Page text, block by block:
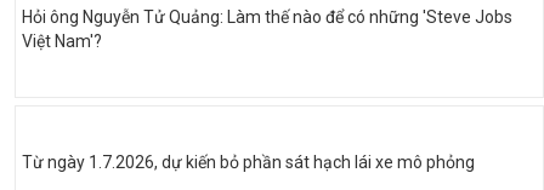
Hỏi ông Nguyễn Tử Quảng: Làm thế nào để có những 'Steve Jobs
Việt Nam'?
Từ ngày 1.7.2026, dự kiến bỏ phần sát hạch lái xe mô phỏng